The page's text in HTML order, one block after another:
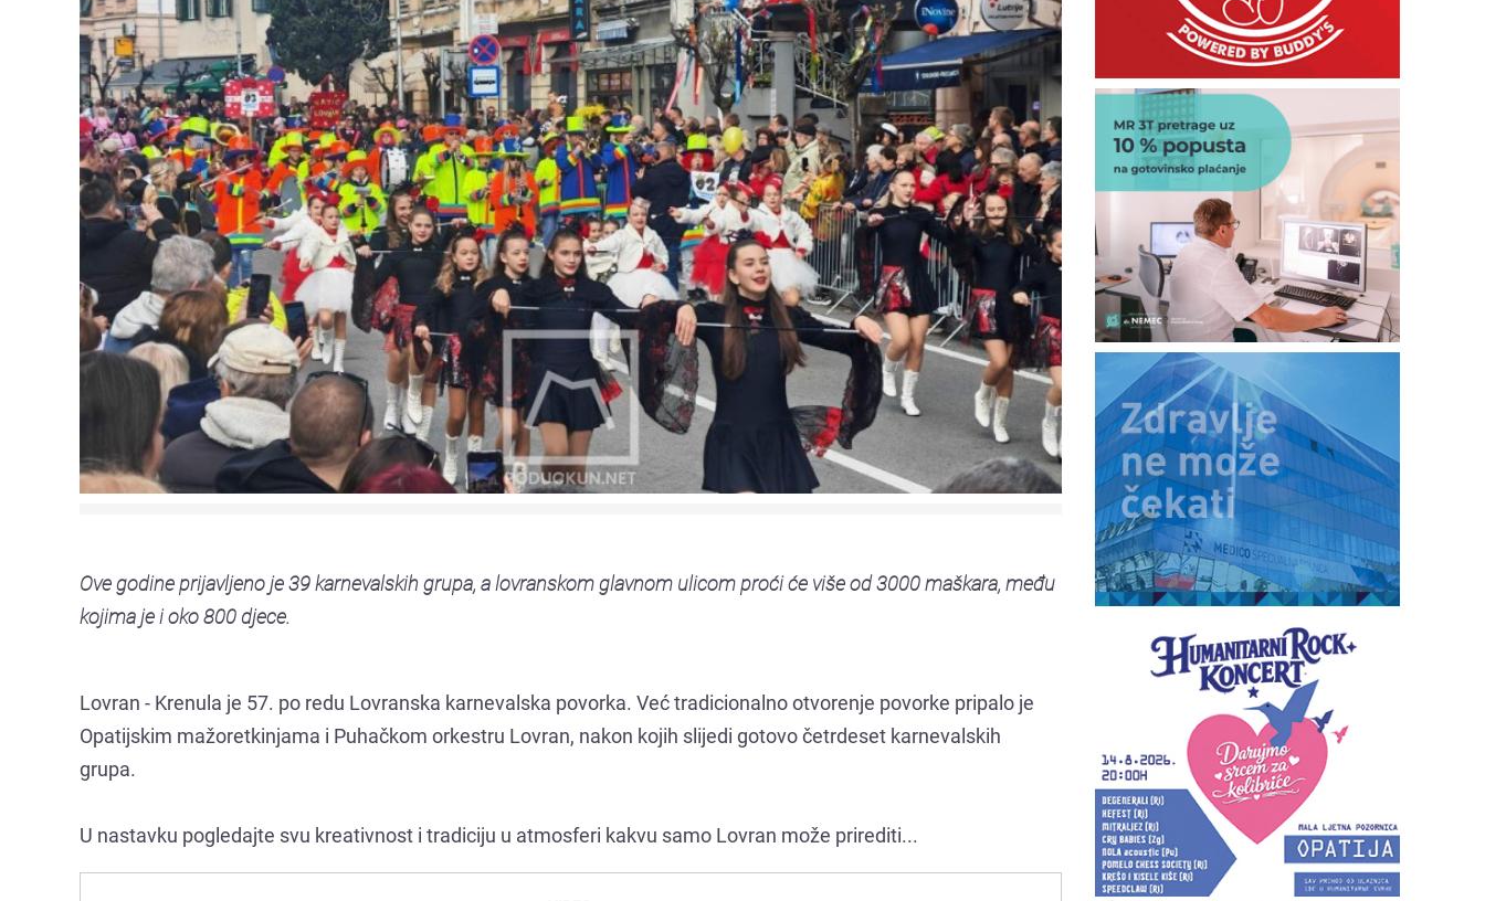
Ove godine prijavljeno je 39 karnevalskih grupa, a lovranskom glavnom ulicom proći će više od 3000 maškara, među
kojima je i oko 800 djece.
Lovran - Krenula je 57. po redu Lovranska karnevalska povorka. Već tradicionalno otvorenje povorke pripalo je
Opatijskim mažoretkinjama i Puhačkom orkestru Lovran, nakon kojih slijedi gotovo četrdeset karnevalskih
grupa.
U nastavku pogledajte svu kreativnost i tradiciju u atmosferi kakvu samo Lovran može prirediti...